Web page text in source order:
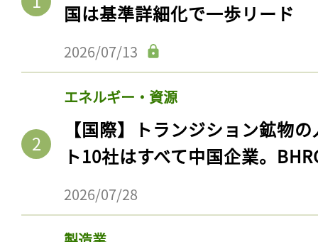
国は基準詳細化で一歩リード
2026/07/13
エネルギー・資源
【国際】トランジション鉱物
ト10社はすべて中国企業。
2026/07/28